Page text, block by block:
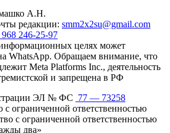
А.Н.
редакции: smm2x2su@gmail.com
246-25-97
целях может
WhatsApp. Обращаем внимание, что
Meta Platforms Inc., деятельность
и запрещена в РФ
ЭЛ № ФС 77 — 73258
ограниченной ответственностью
с ограниченной ответственностью
два»